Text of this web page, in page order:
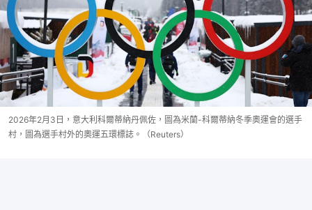
2026年2月3日，意大利科爾蒂納丹佩佐，圖為米蘭-科爾蒂納冬季奧運會的選手
村，圖為選手村外的奧運五環標誌。（Reuters）